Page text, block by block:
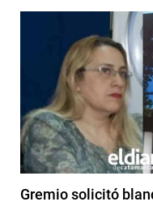
Gremio solicitó